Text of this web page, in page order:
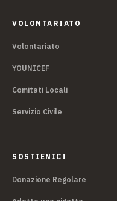
VOLONTARIATO
Volontariato
YOUNICEF
Comitati Locali
Servizio Civile
SOSTIENICI
Donazione Regolare